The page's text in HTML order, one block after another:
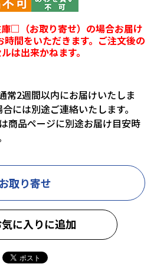
□（お取り寄せ）の場合お届け
時間をいただきます。ご注文後の
は出来かねます。
常2週間以内にお届けいたしま
には別途ご連絡いたします。
商品ページに別途お届け目安時
取り寄せ
に入りに追加